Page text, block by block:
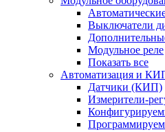
Выключатели
Модульное реле
Показать все
Автоматизация и
Датчики (КИП)
Измерители-